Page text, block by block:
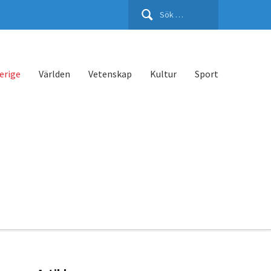
Världen Vetenskap Kultur Sport